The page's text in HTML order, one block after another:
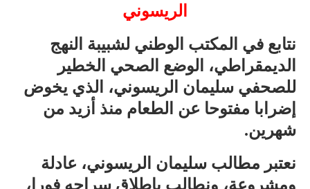
الريسوني
نتابع في المكتب الوطني لشبيبة النهج
الديمقراطي، الوضع الصحي الخطير
للصحفي سليمان الريسوني، الذي يخوض
إضرابا مفتوحا عن الطعام منذ أزيد من
شهرين.
نعتبر مطالب سليمان الريسوني، عادلة
ومشروعة، ونطالب بإطلاق سراحه فورا،